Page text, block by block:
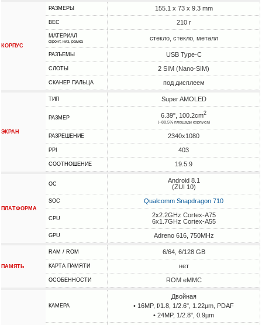
КОРПУС
РАЗМЕРЫ 155.1 x 73 x 9.3 mm
ВЕС 210 г
МАТЕРИАЛ
фронт, низ, рамка стекло, стекло, металл
РАЗЪЕМЫ USB Type-C
СЛОТЫ 2 SIM (Nano-SIM)
СКАНЕР ПАЛЬЦА под дисплеем
ЭКРАН
ТИП Super AMOLED
РАЗМЕР 6.39", 100.2cm2
(~88.5% площади корпуса)
РАЗРЕШЕНИЕ 2340x1080
PPI 403
СООТНОШЕНИЕ 19.5:9
ПЛАТФОРМА
ОС
Android 8.1
(ZUI 10)
SOC Qualcomm Snapdragon 710
CPU
2x2.2GHz Cortex-A75
6x1.7GHz Cortex-A55
GPU Adreno 616, 750MHz
ПАМЯТЬ
RAM / ROM 6/64, 6/128 GB
КАРТА ПАМЯТИ нет
ОСОБЕННОСТИ ROM eMMC
КАМЕРА
Двойная
• 16MP, f/1.8, 1/2.6", 1.22µm, PDAF
• 24MP, 1/2.8", 0.9µm